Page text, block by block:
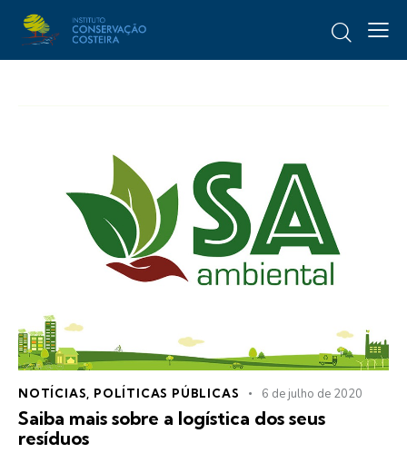
NOTÍCIAS POLÍTICAS PÚBLICAS 6 de julho de 2020
Saiba mais sobre a logística dos seus
resíduos